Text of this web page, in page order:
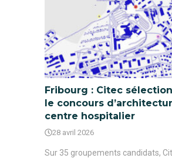
Fribourg : Citec
le concours
centre hospitalier
28 avril 2026
Sur 35 groupements candidats,